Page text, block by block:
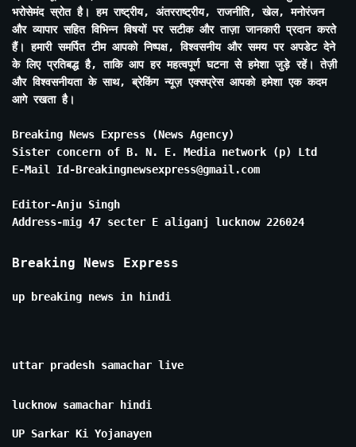
भरोसेमंद स्रोत है। हम राष्ट्रीय, अंतरराष्ट्रीय, राजनीति, खेल, मनोरंजन
और व्यापार सहित विभिन्न विषयों पर सटीक और ताज़ा जानकारी प्रदान करते
हैं। हमारी समर्पित टीम आपको निष्पक्ष, विश्वसनीय और समय पर अपडेट देने
के लिए प्रतिबद्ध है, ताकि आप हर महत्वपूर्ण घटना से हमेशा जुड़े रहें। तेज़ी
और विश्वसनीयता के साथ, ब्रेकिंग न्यूज़ एक्सप्रेस आपको हमेशा एक कदम
आगे रखता है।
Breaking News Express (News Agency)
Sister concern of B. N. E. Media network (p) Ltd
E-Mail Id-Breakingnewsexpress@gmail.com
Editor-Anju Singh
Address-mig 47 secter E aliganj lucknow 226024
Breaking News Express
up breaking news in hindi
uttar pradesh samachar live
lucknow samachar hindi
UP Sarkar Ki Yojanayen